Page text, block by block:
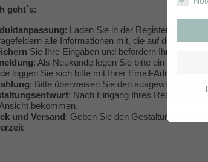
geht´s:
: Laden Sie in der Registerkarte
alle Informationen mit, die auf der Karte
Sie Ihre Eingaben und befördern Ihre
: Als Neukunde legen Sie bitte ein neues
loggen Sie sich bitte mit Ihrer Email-Adresse und
: Bitte überweisen Sie den ausgewiesenen
: Nach Eingang Ihres
bekommen.
und Versand: Geben Sie den